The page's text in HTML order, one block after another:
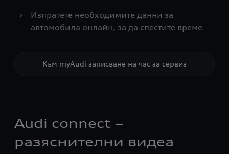
›
Изпратете необходимите данни за
автомобила онлайн, за да спестите време
Към myAudi записване на час за сервиз
Audi connect –
разяснителни видеа